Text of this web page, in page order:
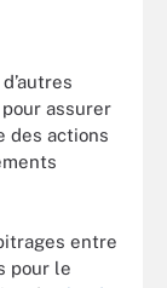
assurer
des actions
entre
pour le